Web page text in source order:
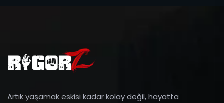
Artık yaşamak eskisi kadar kolay değil, hayatta